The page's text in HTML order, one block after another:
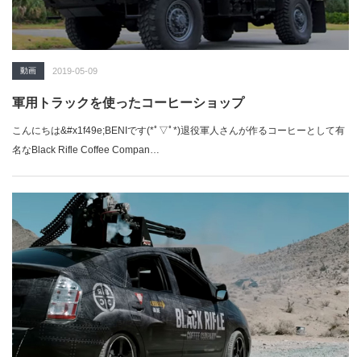
動画 2019-05-09
軍用トラックを使ったコーヒーショップ
こんにちは&#x1f49e;BENIです(*ﾟ▽ﾟ*)退役軍人さんが作るコーヒーとして有
名なBlack Rifle Coffee Compan…